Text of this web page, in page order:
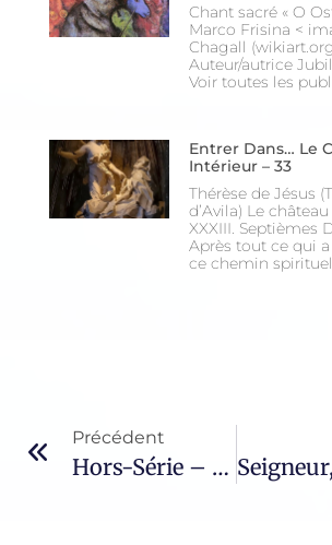
Chant sacré « O
Marco Frisina <
Chagall
Auteur/autrice
Voir toutes les
Entrer Dans… Le
Intérieur – 33
Thérèse de Jésus
d’Avila) Le
XXXIII. Septièmes
Après tout ce qui
ce chemin
Précédent
Hors-Série – 12 / Starets Thaddée